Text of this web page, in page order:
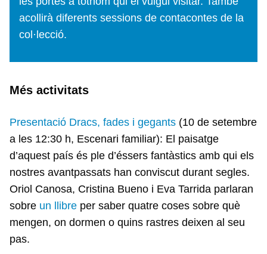
acollirà diferents sessions de contacontes de la
col·lecció.
Més activitats
Presentació Dracs, fades i gegants (10 de setembre
a les 12:30 h, Escenari familiar): El paisatge
d’aquest país és ple d’éssers fantàstics amb qui els
nostres avantpassats han conviscut durant segles.
Oriol Canosa, Cristina Bueno i Eva Tarrida parlaran
sobre un llibre per saber quatre coses sobre què
mengen, on dormen o quins rastres deixen al seu
pas.